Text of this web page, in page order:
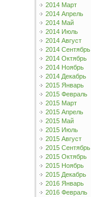
2014 Март
2014 Апрель
2014 Май
2014 Июль
2014 Август
2014 Сентябрь
2014 Октябрь
2014 Ноябрь
2014 Декабрь
2015 Январь
2015 Февраль
2015 Март
2015 Апрель
2015 Май
2015 Июль
2015 Август
2015 Сентябрь
2015 Октябрь
2015 Ноябрь
2015 Декабрь
2016 Январь
2016 Февраль